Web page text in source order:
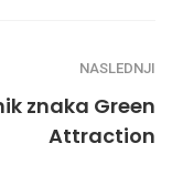
NASLEDNJI
znaka Green
Attraction